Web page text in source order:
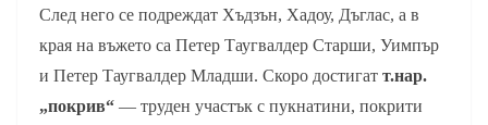
След него се подреждат Хъдзън, Хадоу, Дъглас, а в
края на въжето са Петер Таугвалдер Старши, Уимпър
и Петер Таугвалдер Младши. Скоро достигат т.нар.
„покрив“ — труден участък с пукнатини, покрити